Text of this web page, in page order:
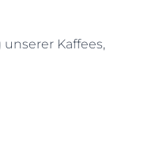
unserer Kaffees,